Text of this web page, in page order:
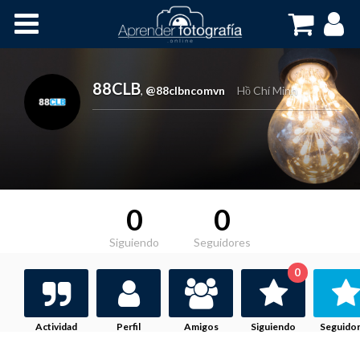
Cursos OnLine
88CLB, @88clbncomvn Hồ Chí Minh
0
Siguiendo
0
Seguidores
Actividad Perfil Amigos Siguiendo
0